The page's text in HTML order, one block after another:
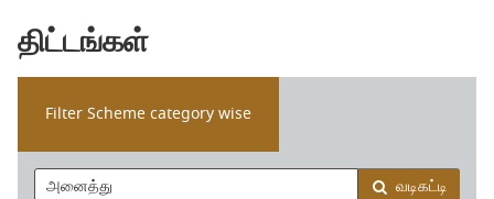
திட்டங்கள்
Filter Scheme category wise
வடிகட்டி